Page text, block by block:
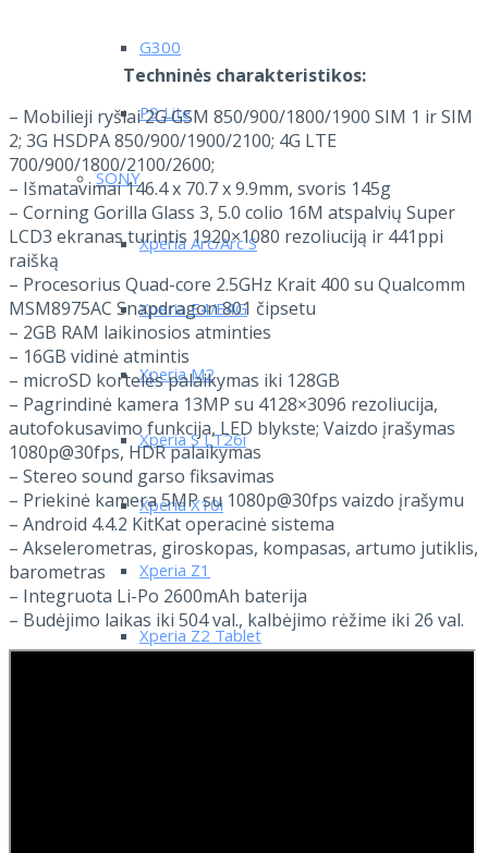
G300
P9 Lite
SONY
Xperia Arc/Arc S
Xperia E4/E4G
Xperia M2
Xperia S LT26i
Xperia X10i
Xperia Z1
Xperia Z2 Tablet
Techninės charakteristikos:
– Mobilieji ryšiai 2G GSM 850/900/1800/1900 SIM 1 ir SIM
2; 3G HSDPA 850/900/1900/2100; 4G LTE
700/900/1800/2100/2600;
– Išmatavimai 146.4 x 70.7 x 9.9mm, svoris 145g
– Corning Gorilla Glass 3, 5.0 colio 16M atspalvių Super
LCD3 ekranas turintis 1920×1080 rezoliuciją ir 441ppi
raišką
– Procesorius Quad-core 2.5GHz Krait 400 su Qualcomm
MSM8975AC Snapdragon 801 čipsetu
– 2GB RAM laikinosios atminties
– 16GB vidinė atmintis
– microSD kortelės palaikymas iki 128GB
– Pagrindinė kamera 13MP su 4128×3096 rezoliucija,
autofokusavimo funkcija, LED blykste; Vaizdo įrašymas
1080p@30fps, HDR palaikymas
– Stereo sound garso fiksavimas
– Priekinė kamera 5MP su 1080p@30fps vaizdo įrašymu
– Android 4.4.2 KitKat operacinė sistema
– Akselerometras, giroskopas, kompasas, artumo jutiklis,
barometras
– Integruota Li-Po 2600mAh baterija
– Budėjimo laikas iki 504 val., kalbėjimo rėžime iki 26 val.